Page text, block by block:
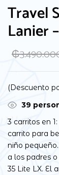
Travel
Lanier
₲
(Descuento
39
3 carritos en
carrito para
niño
a los padres
35 Lite LX. El